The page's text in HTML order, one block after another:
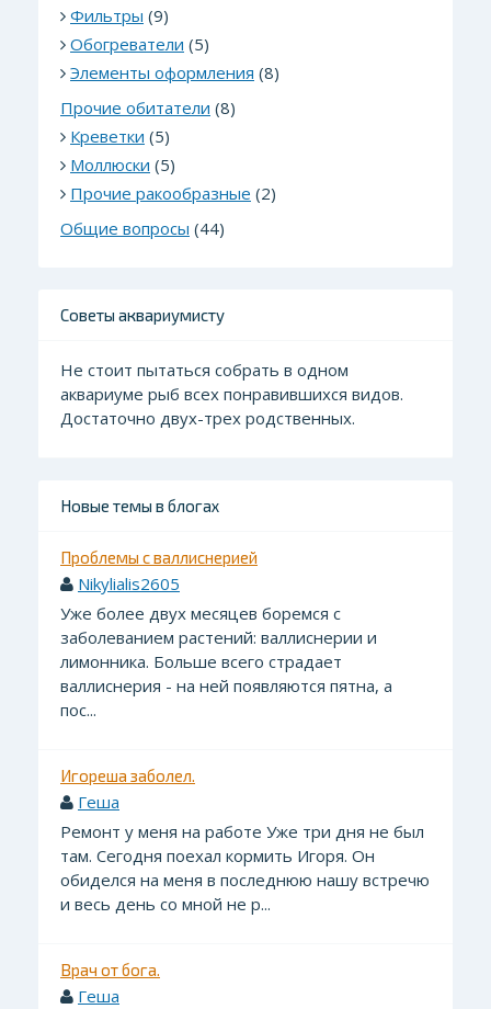
Фильтры (9)
Обогреватели (5)
Элементы оформления (8)
Прочие обитатели (8)
Креветки (5)
Моллюски (5)
Прочие ракообразные (2)
Общие вопросы (44)
Советы аквариумисту
Не стоит пытаться собрать в одном
аквариуме рыб всех понравившихся видов.
Достаточно двух-трех родственных.
Новые темы в блогах
Проблемы с валлиснерией
Nikylialis2605
Уже более двух месяцев боремся с
заболеванием растений: валлиснерии и
лимонника. Больше всего страдает
валлиснерия - на ней появляются пятна, а
пос...
Игореша заболел.
Геша
Ремонт у меня на работе Уже три дня не был
там. Сегодня поехал кормить Игоря. Он
обиделся на меня в последнюю нашу встречю
и весь день со мной не р...
Врач от бога.
Геша